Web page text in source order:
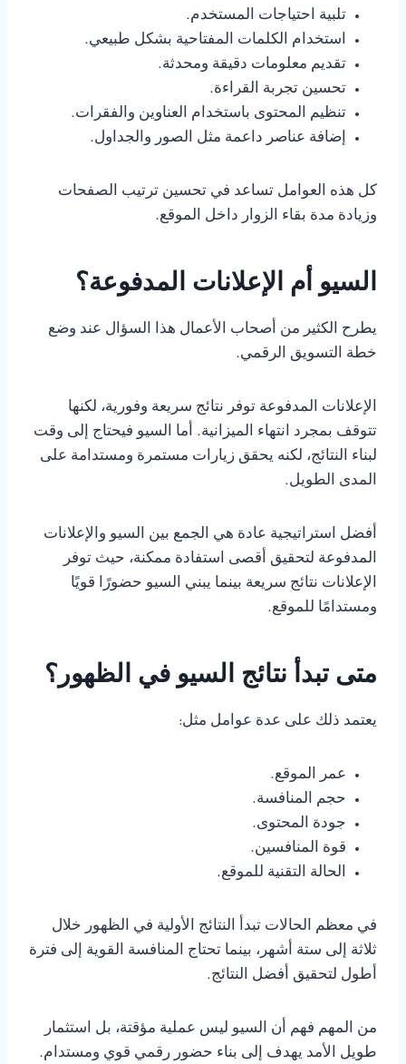
تلبية احتياجات المستخدم.
استخدام الكلمات المفتاحية بشكل طبيعي.
تقديم معلومات دقيقة ومحدثة.
تحسين تجربة القراءة.
تنظيم المحتوى باستخدام العناوين والفقرات.
إضافة عناصر داعمة مثل الصور والجداول.
كل هذه العوامل تساعد في تحسين ترتيب الصفحات
وزيادة مدة بقاء الزوار داخل الموقع.
السيو أم الإعلانات المدفوعة؟
يطرح الكثير من أصحاب الأعمال هذا السؤال عند وضع
خطة التسويق الرقمي.
الإعلانات المدفوعة توفر نتائج سريعة وفورية، لكنها
تتوقف بمجرد انتهاء الميزانية. أما السيو فيحتاج إلى وقت
لبناء النتائج، لكنه يحقق زيارات مستمرة ومستدامة على
المدى الطويل.
أفضل استراتيجية عادة هي الجمع بين السيو والإعلانات
المدفوعة لتحقيق أقصى استفادة ممكنة، حيث توفر
الإعلانات نتائج سريعة بينما يبني السيو حضورًا قويًا
ومستدامًا للموقع.
متى تبدأ نتائج السيو في الظهور؟
يعتمد ذلك على عدة عوامل مثل:
عمر الموقع.
حجم المنافسة.
جودة المحتوى.
قوة المنافسين.
الحالة التقنية للموقع.
في معظم الحالات تبدأ النتائج الأولية في الظهور خلال
ثلاثة إلى ستة أشهر، بينما تحتاج المنافسة القوية إلى فترة
أطول لتحقيق أفضل النتائج.
من المهم فهم أن السيو ليس عملية مؤقتة، بل استثمار
طويل الأمد يهدف إلى بناء حضور رقمي قوي ومستدام.